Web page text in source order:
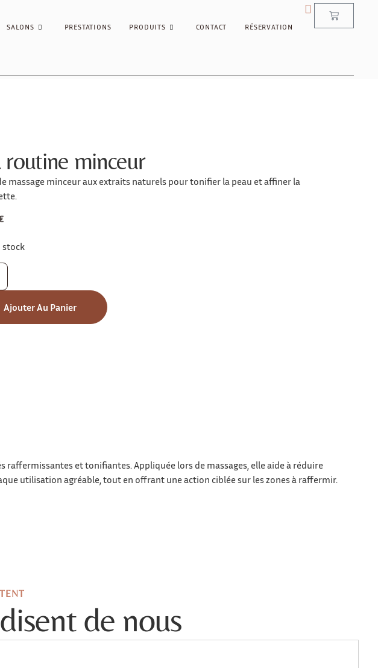
SALONS PRESTATIONS PRODUITS CONTACT RÉSERVATION
routine minceur
massage minceur aux extraits naturels pour tonifier la peau et affiner la
stock
Ajouter Au Panier
et tonifiantes. Appliquée lors de massages, elle aide à réduire
utilisation agréable, tout en offrant une action ciblée sur les zones à raffermir.
de nous